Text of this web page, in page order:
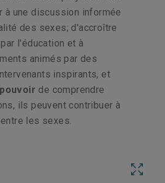
à une discussion informée
des sexes; d'accroître
par l'éducation et à
animés par des
inspirants, et
pouvoir de comprendre
ils peuvent contribuer à
les sexes.